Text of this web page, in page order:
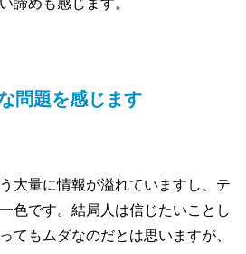
諦めも感じます。
問題を感じます
大量に情報が溢れていますし、テ
色です。結局人は信じたいことし
てもムダなのだとは思いますが、